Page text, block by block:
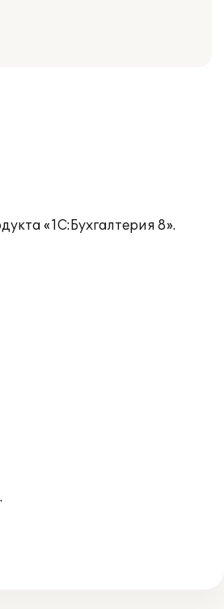
«1С:Бухгалтерия 8».